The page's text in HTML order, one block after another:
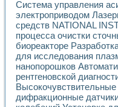
Система управления
электроприводом
средств NATIONAL
процесса очистки
биореакторе
для исследования
нанопорошков
рентгеновской
дифракционные